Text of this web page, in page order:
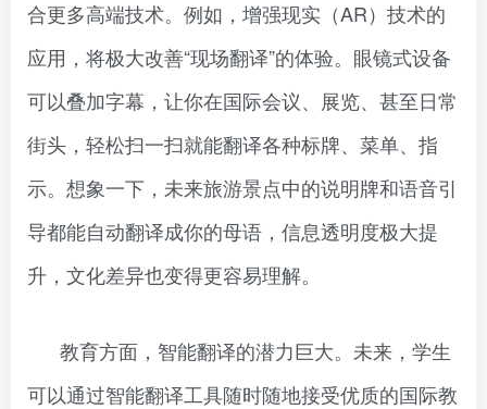
合更多高端技术。例如，增强现实（AR）技术的
应用，将极大改善“现场翻译”的体验。眼镜式设备
可以叠加字幕，让你在国际会议、展览、甚至日常
街头，轻松扫一扫就能翻译各种标牌、菜单、指
示。想象一下，未来旅游景点中的说明牌和语音引
导都能自动翻译成你的母语，信息透明度极大提
升，文化差异也变得更容易理解。
教育方面，智能翻译的潜力巨大。未来，学生
可以通过智能翻译工具随时随地接受优质的国际教